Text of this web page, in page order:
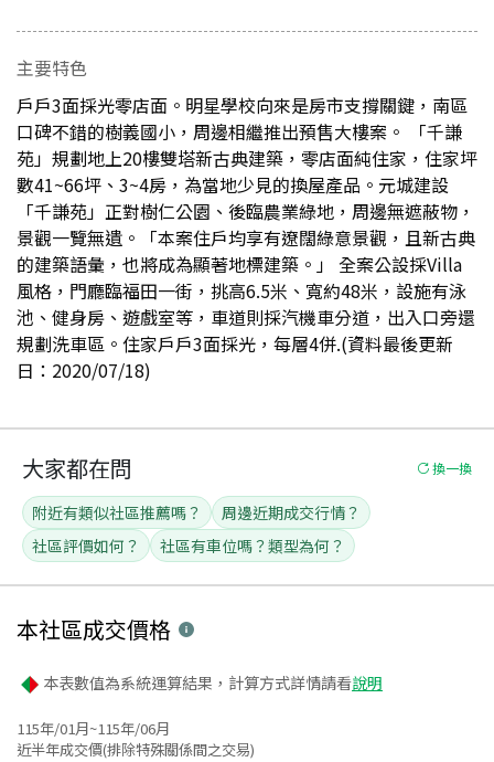
主要特色
戶戶3面採光零店面。明星學校向來是房市支撐關鍵，南區
口碑不錯的樹義國小，周邊相繼推出預售大樓案。 「千謙
苑」規劃地上20樓雙塔新古典建築，零店面純住家，住家坪
數41~66坪、3~4房，為當地少見的換屋產品。元城建設
「千謙苑」正對樹仁公園、後臨農業綠地，周邊無遮蔽物，
景觀一覽無遺。「本案住戶均享有遼闊綠意景觀，且新古典
的建築語彙，也將成為顯著地標建築。」 全案公設採Villa
風格，門廳臨福田一街，挑高6.5米、寬約48米，設施有泳
池、健身房、遊戲室等，車道則採汽機車分道，出入口旁還
規劃洗車區。住家戶戶3面採光，每層4併.(資料最後更新
日：2020/07/18)
大家都在問 換一換
附近有類似社區推薦嗎？
周邊近期成交行情？
社區評價如何？
社區有車位嗎？類型為何？
本社區成交價格
本表數值為系統運算結果，計算方式詳情請看說明
115年/01月~115年/06月
近半年成交價(排除特殊關係間之交易)